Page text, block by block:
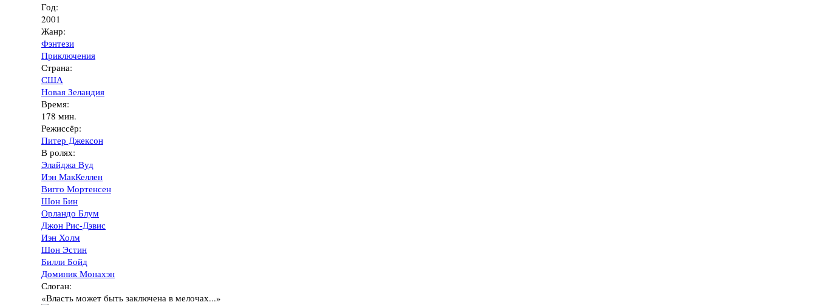
Год:
2001
Жанр:
Фэнтези
Приключения
Страна:
США
Новая Зеландия
Время:
178 мин.
Режиссёр:
Питер Джексон
В ролях:
Элайджа Вуд
Иэн МакКеллен
Вигго Мортенсен
Шон Бин
Орландо Блум
Джон Рис-Дэвис
Иэн Холм
Шон Эстин
Билли Бойд
Доминик Монахэн
Слоган:
«Власть может быть заключена в мелочах...»